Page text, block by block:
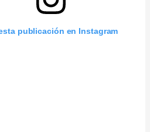
publicación en Instagram